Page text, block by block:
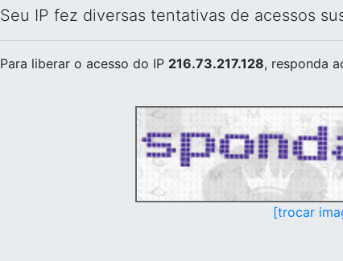
Seu IP fez diversas tentativas de acessos
Para liberar o acesso do IP 216.73.217.128, responda
[trocar